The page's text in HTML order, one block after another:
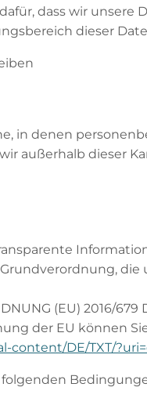
dass wir
dieser
in denen
außerhalb dieser
(EU) 2016/679
der EU können
content/DE/TXT/